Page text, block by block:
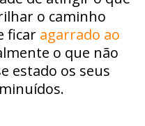
o caminho
ficar agarrado ao
o que não
estado os seus